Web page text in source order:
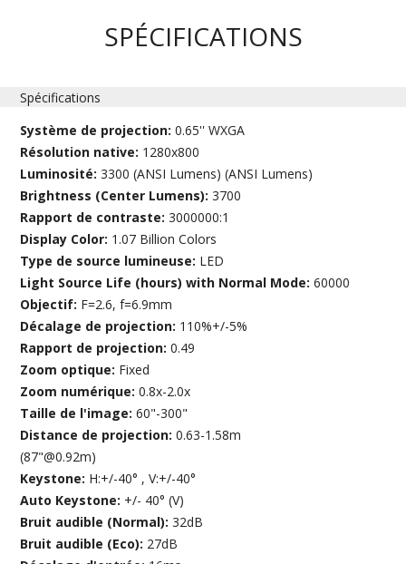
SPÉCIFICATIONS
Spécifications
Système de projection:0.65'' WXGA
Résolution native: 1280x800
Luminosité:3300 (ANSI Lumens) (ANSI Lumens)
Brightness (Center Lumens):3700
Rapport de contraste:3000000:1
Display Color: 1.07 Billion Colors
Type de source lumineuse: LED
Light Source Life (hours) with Normal Mode:60000
Objectif: F=2.6, f=6.9mm
Décalage de projection: 110%+/-5%
Rapport de projection:0.49
Zoom optique: Fixed
Zoom numérique:0.8x-2.0x
Taille de l'image:60"-300"
Distance de projection:0.63-1.58m
(87"@0.92m)
Keystone: H:+/-40° , V:+/-40°
Auto Keystone: +/- 40° (V)
Bruit audible (Normal):32dB
Bruit audible (Eco): 27dB